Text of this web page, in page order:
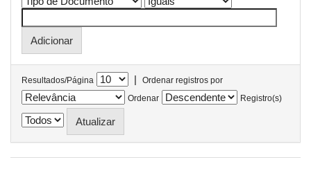
Resultados/Página |
Ordenar registros por
Ordenar
Registro(s)